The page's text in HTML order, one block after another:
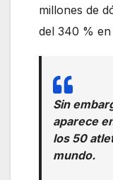
millones de
del 340 %
Sin
aparece
los 50
mundo.